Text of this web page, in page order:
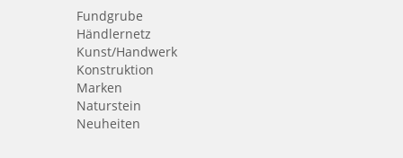
Fundgrube
Händlernetz
Kunst/Handwerk
Konstruktion
Marken
Naturstein
Neuheiten